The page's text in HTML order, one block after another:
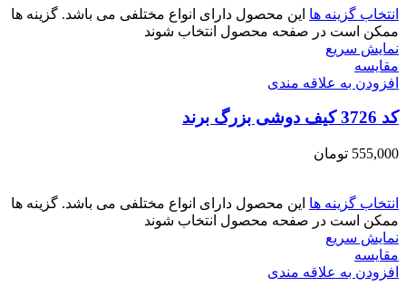
انتخاب گزینه ها این محصول دارای انواع مختلفی می باشد. گزینه ها
ممکن است در صفحه محصول انتخاب شوند
نمایش سریع
مقايسه
افزودن به علاقه مندی
کد 3726 کیف دوشی بزرگ برند
555,000 تومان
انتخاب گزینه ها این محصول دارای انواع مختلفی می باشد. گزینه ها
ممکن است در صفحه محصول انتخاب شوند
نمایش سریع
مقايسه
افزودن به علاقه مندی